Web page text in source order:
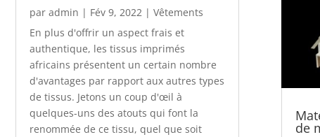
par admin | Fév 9, 2022 | Vêtements
En plus d'offrir un aspect frais et
authentique, les tissus imprimés
africains présentent un certain nombre
d'avantages par rapport aux autres types
de tissus. Jetons un coup d'œil à
quelques-uns des atouts qui font la
renommée de ce tissu, quel que soit
de